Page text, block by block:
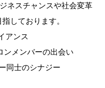
ネスチャンスや社会変革
しております。
アンス
メンバーの出会い
同士のシナジー